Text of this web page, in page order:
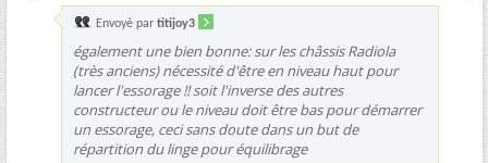
Envoyé par titijoy3
également une bien bonne: sur les châssis Radiola
(très anciens) nécessité d'être en niveau haut pour
lancer l'essorage !! soit l'inverse des autres
constructeur ou le niveau doit être bas pour démarrer
un essorage, ceci sans doute dans un but de
répartition du linge pour équilibrage